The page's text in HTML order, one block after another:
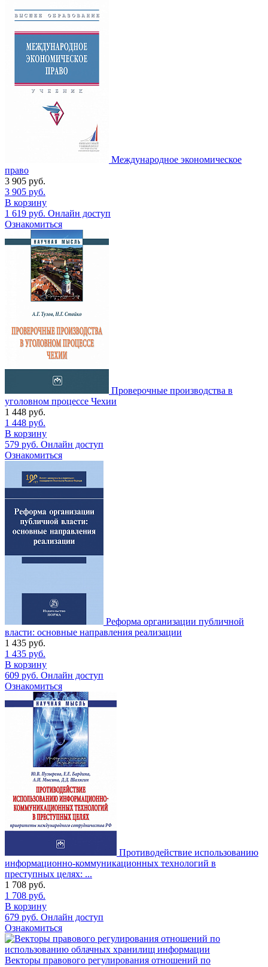
Международное экономическое
право
3 905 руб.
3 905 руб.
В корзину
1 619 руб. Онлайн доступ
Ознакомиться
Проверочные производства в
уголовном процессе Чехии
1 448 руб.
1 448 руб.
В корзину
579 руб. Онлайн доступ
Ознакомиться
Реформа организации публичной
власти: основные направления реализации
1 435 руб.
1 435 руб.
В корзину
609 руб. Онлайн доступ
Ознакомиться
Противодействие использованию
информационно-коммуникационных технологий в
преступных целях: ...
1 708 руб.
1 708 руб.
В корзину
679 руб. Онлайн доступ
Ознакомиться
Векторы правового регулирования отношений по